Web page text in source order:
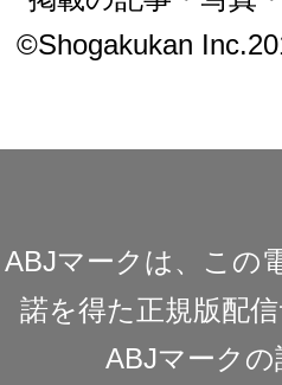
©Shogakukan
ABJマークは、この
諾を得た正規版配
ABJマーク